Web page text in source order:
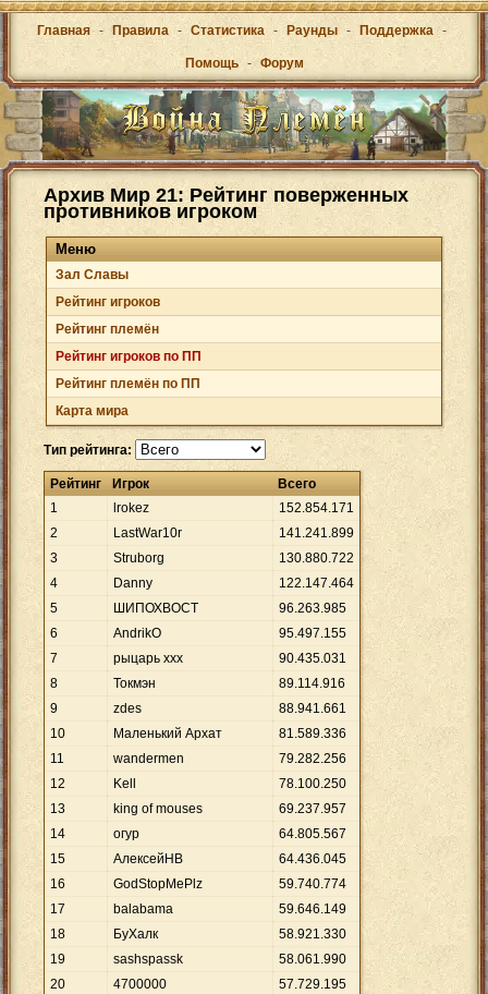
Главная - Правила - Статистика - Раунды - Поддержка -
Помощь - Форум
Архив Мир 21: Рейтинг поверженных
противников игроком
Меню
Зал Cлавы
Рейтинг игроков
Рейтинг племён
Рейтинг игроков по ПП
Рейтинг племён по ПП
Карта мира
Тип рейтинга:
Рейтинг Игрок
Всего
1
lrokez 152.854.171
2
LastWar10r 141.241.899
3
Struborg 130.880.722
4
Danny 122.147.464
5
ШИПОХВОСT 96.263.985
6
AndrikO 95.497.155
7
рыцарь ххх 90.435.031
8
Токмэн 89.114.916
9
zdes 88.941.661
10
Маленький Архат 81.589.336
11
wandermen 79.282.256
12
Kell 78.100.250
13
king of mouses 69.237.957
14
огур 64.805.567
15
АлексейНВ 64.436.045
16
GodStopMePlz 59.740.774
17
balabama 59.646.149
18
БуХалк 58.921.330
19
sashspassk 58.061.990
20
4700000 57.729.195